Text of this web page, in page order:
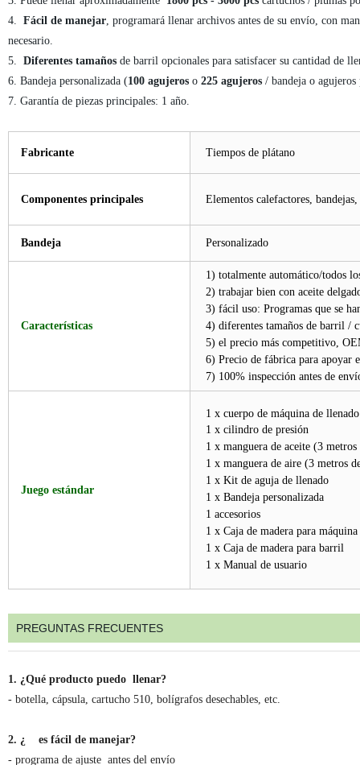
4. Fácil de manejar, programará llenar archivos antes de su envío, con
necesario.
5. Diferentes tamañosde barril opcionales para satisfacer su cantidad de
6. Bandeja personalizada (100 agujeroso225 agujeros/ bandeja o agujeros
7. Garantía de piezas principales: 1 año.
Fabricante Tiempos de plátano
Componentes principales Elementos calefactores,
Bandeja Personalizado
Características
1) totalmente automático/todos
2) trabajar bien con aceite
3) fácil uso: Programas que se
4) diferentes tamaños de barril /
5) el precio más competitivo,
6) Precio de fábrica para apoyar
7) 100% inspección antes de
Juego estándar
1 x cuerpo de máquina de llenado
1 x cilindro de presión
1 x manguera de aceite (3
1 x manguera de aire (3 metros
1 x Kit de aguja de llenado
1 x Bandeja personalizada
1 accesorios
1 x Caja de madera para
1 x Caja de madera para barril
1 x Manual de usuario
PREGUNTAS FRECUENTES
1. ¿Qué producto puedo llenar?
- botella, cápsula, cartucho 510, bolígrafos desechables, etc.
2. ¿ es fácil de manejar?
- programa de ajuste antes del envío